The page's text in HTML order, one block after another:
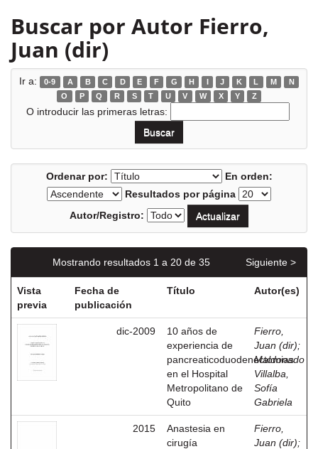
Buscar por Autor Fierro,
Juan (dir)
Ir a: 0-9 A B C D E F G H I J K L M
N
O
P Q R S T U V W X Y Z
O introducir las primeras letras:
Ordenar por:
En orden:
Resultados por página
Autor/Registro:
Mostrando resultados 1 a 20 de 35 Siguiente >
Vista
previa
Fecha de
publicación
Título Autor(es)
dic-2009
10 años de
experiencia de
pancreaticoduodenectomias
en el Hospital
Metropolitano de
Quito
Fierro,
Juan (dir);
Maldonado
Villalba,
Sofía
Gabriela
2015
Anastesia en
cirugía
Fierro,
Juan (dir);